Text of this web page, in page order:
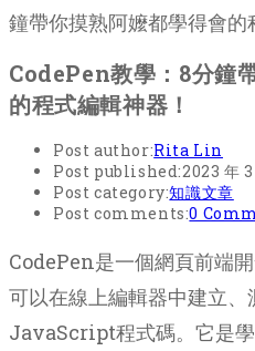
CodePen教學：8分鐘
的程式編輯神器！
Post author:Rita Lin
Post published:2023 年 3
Post category:知識文章
Post comments:0
CodePen是一個網頁前端
可以在線上編輯器中建立
JavaScript程式碼。它是